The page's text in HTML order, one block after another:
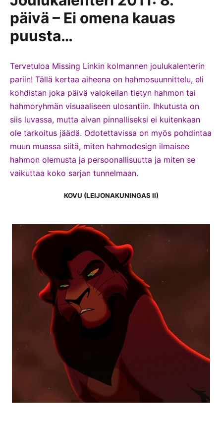
päivä – Ei omena kauas
puusta…
Tervetuloa Missing Linkin kolmannen joulukalenterin
pariin! Tällä kertaa aiheena on hahmosuunnittelu, eli
kohdistan joka päivä valokeilan tietyn hahmon tai
hahmoryhmän visuaaliseen ulosantiin. Ihkutusta on
siis luvassa, mutta aivan pinnalliseksi ei kuitenkaan
ole tarkoitus jäädä. Odotettavissa on myös pohdintaa
muun muassa siitä, miten hahmodesign ilmaisee
hahmon olemusta ja persoonallisuutta ja miten se
vaikuttaa koko sarjan tunnelmaan.
KOVU (LEIJONAKUNINGAS II)